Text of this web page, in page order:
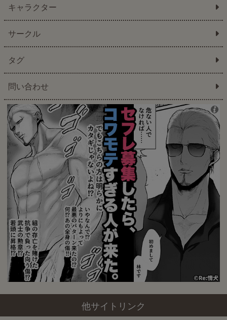
キャラクター
サークル
タグ
問い合わせ
他サイトリンク